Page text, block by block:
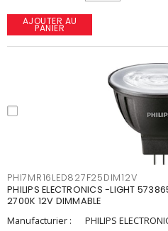
AJOUTER AU
PANIER
PHI7MR16LED827F25DIM12V
PHILIPS ELECTRONICS -LIGHT
2700K 12V DIMMABLE
Manufacturier :
PHILIPS